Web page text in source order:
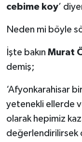
cebime koy’
Neden mi böyle
İşte bakın Murat
demiş;
‘Afyonkarahisar
yetenekli ellerde
olarak hepimiz
değerlendirilirsek